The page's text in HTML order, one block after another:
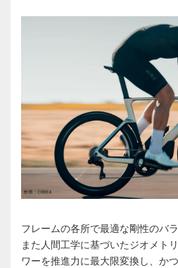
フレームの各所で最適な剛性のバ
また人間工学に基づいたジオメト
ワーを推進力に最大限変換し、か